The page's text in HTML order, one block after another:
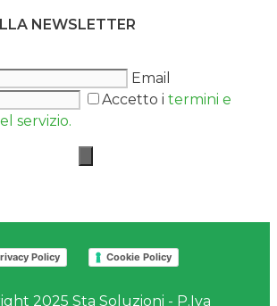
NEWSLETTER
Email
Accetto i termini e
servizio.
Policy Cookie Policy
2025 Sta Soluzioni - P.Iva